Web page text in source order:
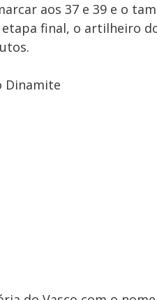
aos 37 e 39 e o
final, o artilheiro
Dinamite